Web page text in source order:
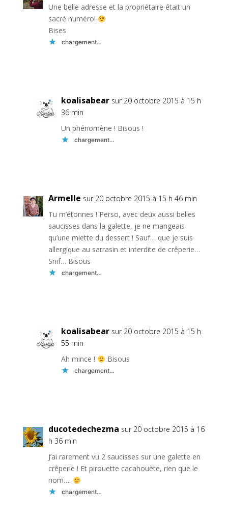
Une belle adresse et la propriétaire était un
sacré numéro!
Bises
chargement…
koalisabear sur 20 octobre 2015 à 15 h
36 min
Un phénomène ! Bisous !
chargement…
Armelle sur 20 octobre 2015 à 15 h 46 min
Tu m’étonnes ! Perso, avec deux aussi belles
saucisses dans la galette, je ne mangeais
qu’une miette du dessert ! Sauf… que je suis
allergique au sarrasin et interdite de crêperie…
Snif… Bisous
chargement…
koalisabear sur 20 octobre 2015 à 15 h
55 min
Ah mince !
Bisous
chargement…
ducotedechezma sur 20 octobre 2015 à 16
h 36 min
J’ai rarement vu 2 saucisses sur une galette en
crêperie ! Et pirouette cacahouète, rien que le
nom….
chargement…